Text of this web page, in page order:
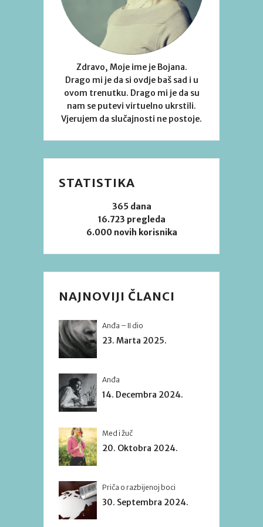
Zdravo, Moje ime je Bojana.
Drago mi je da si ovdje baš sad i u
ovom trenutku. Drago mi je da su
nam se putevi virtuelno ukrstili.
Vjerujem da slučajnosti ne postoje.
STATISTIKA
365 dana
16.723 pregleda
6.000 novih korisnika
NAJNOVIJI ČLANCI
Anđa – II dio
23. Marta 2025.
Anđa
14. Decembra 2024.
Med i žuč
20. Oktobra 2024.
Priča o razbijenoj boci
30. Septembra 2024.